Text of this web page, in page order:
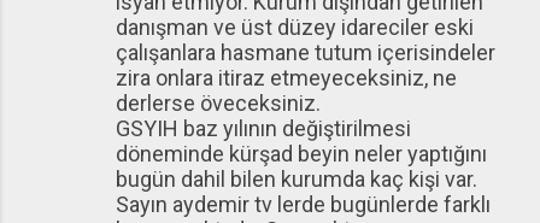
danışman ve üst düzey idareciler eski
çalışanlara hasmane tutum içerisindeler
zira onlara itiraz etmeyeceksiniz, ne
derlerse öveceksiniz.
GSYIH baz yılının değiştirilmesi
döneminde kürşad beyin neler yaptığını
bugün dahil bilen kurumda kaç kişi var.
Sayın aydemir tv lerde bugünlerde farklı